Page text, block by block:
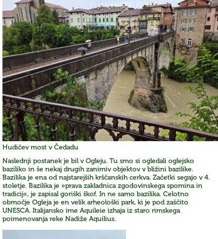
Hudičev most v Čedadu
Naslednji postanek je bil v Ogleju. Tu smo si ogledali oglejsko
baziliko in še nekaj drugih zanimiv objektov v bližini bazilike.
Bazilika je ena od najstarejših krščanskih cerkva. Začetki segajo v 4.
stoletje. Bazilika je »prava zakladnica zgodovinskega spomina in
tradicij«, je zapisal goriški škof. In ne samo bazilika. Celotno
območje Ogleja je en velik arheološki park, ki je pod zaščito
UNESCA. Italijansko ime Aquileie izhaja iz staro rimskega
poimenovanja reke Nadiže Aquilius.